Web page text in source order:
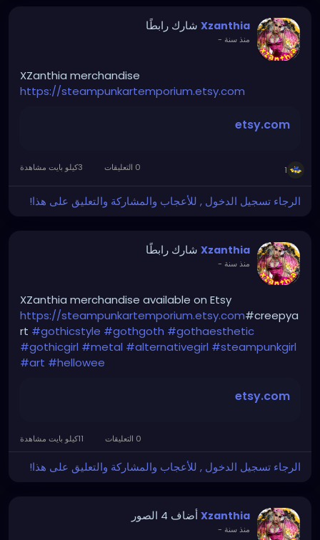
Xzanthia شارك رابطًا
منذ سنة -
XZanthia merchandise
https://steampunkartemporium.etsy.com
etsy.com
1
الرجاء تسجيل الدخول , للأعجاب والمشاركة والتعليق على هذا!
Xzanthia شارك رابطًا
منذ سنة -
XZanthia merchandise available on Etsy
https://steampunkartemporium.etsy.com#creepya
rt #gothicstyle #gothgoth #gothaesthetic
#gothicgirl #metal #alternativegirl #steampunkgirl
#art #hellowee
etsy.com
الرجاء تسجيل الدخول , للأعجاب والمشاركة والتعليق على هذا!
Xzanthia أضاف 4 الصور
منذ سنة -